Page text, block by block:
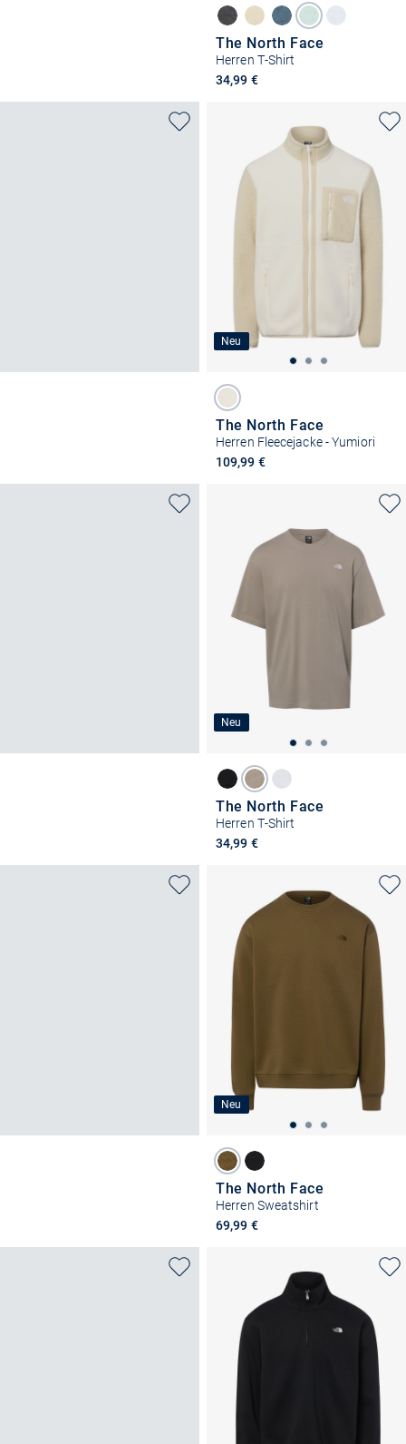
The North Face
Herren T-Shirt
34,99 €
Neu
The North Face
Herren Fleecejacke - Yumiori
109,99 €
Neu
The North Face
Herren T-Shirt
34,99 €
Neu
The North Face
Herren Sweatshirt
69,99 €